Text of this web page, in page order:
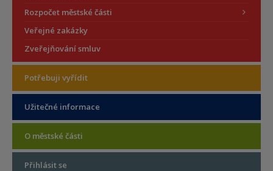
Rozpočet městské části
Veřejné zakázky
Zveřejňování smluv
Potřebuji vyřídit
Užitečné informace
O městské části
Přihlásit se